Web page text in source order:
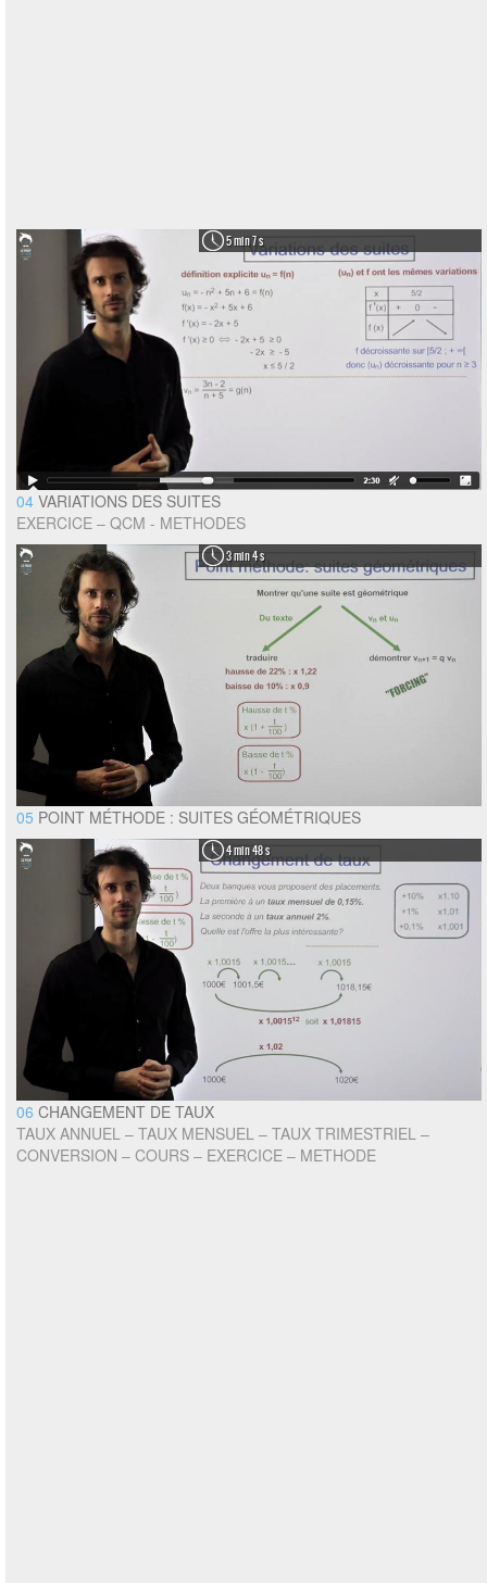
5 min 7 s
04 VARIATIONS DES SUITES
EXERCICE – QCM - METHODES
3 min 4 s
05 POINT MÉTHODE : SUITES GÉOMÉTRIQUES
4 min 48 s
06 CHANGEMENT DE TAUX
TAUX ANNUEL – TAUX MENSUEL – TAUX TRIMESTRIEL –
CONVERSION – COURS – EXERCICE – METHODE